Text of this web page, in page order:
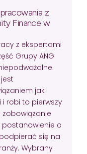
z
Finance w
z ekspertami
Grupy ANG
jak
robi to pierwszy
o
się na
Wybrany